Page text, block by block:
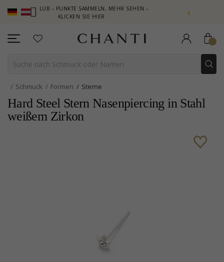
CLUB – PUNKTE SAMMELN, MEHR SEHEN –
KLICKEN SIE HIER
NEW COLLECTION
Schmuck Formen Sterne
Hard Steel Stern Nasenpiercing in Stahl
weißem Zirkon